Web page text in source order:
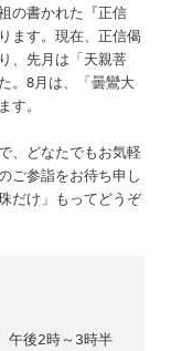
の書かれた『正信
ます。現在、正信偈
、先月は「天親菩
。8月は、「曇鸞大
。
、どなたでもお気軽
ご参詣をお待ち申し
だけ」もってどうぞ
後2時～3時半